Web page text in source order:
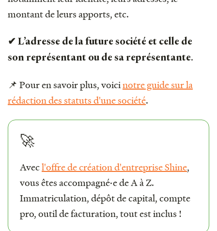
montant de leurs apports, etc.
✔ L’adresse de la future société et celle de
son représentant ou de sa représentante.
📌 Pour en savoir plus, voicinotre guide sur la
rédaction des statuts d'une société.
🚀
Avecl'offre de création d'entreprise Shine,
vous êtes accompagné·e de A à Z.
Immatriculation, dépôt de capital, compte
pro, outil de facturation, tout est inclus !